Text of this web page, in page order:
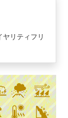
ヤリティフリ